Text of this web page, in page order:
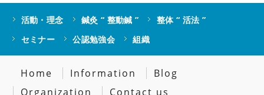
活動・理念 鍼灸 “ 整動鍼 ”
整体 “ 活法 ”
セミナー
公認勉強会 組織
Home Information
Blog
Organization
Contact us